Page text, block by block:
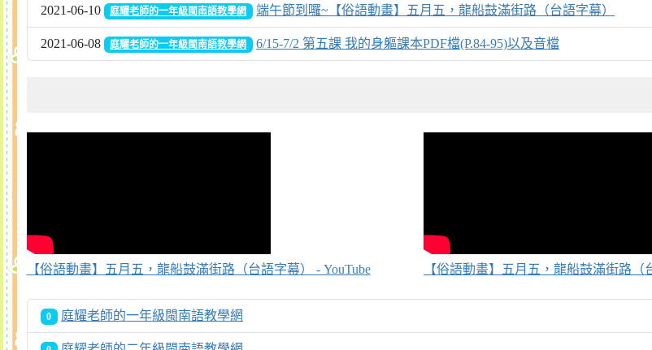
2021-06-10 庭耀老師的一年級閩南語教學網 端午節到囉~【俗語動畫】五月五，龍船鼓滿街路（台語字幕）
2021-06-08 庭耀老師的一年級閩南語教學網 6/15-7/2 第五課 我的身軀課本PDF檔(P.84-95)以及音檔
【俗語動畫】五月五，龍船鼓滿街路（台語字幕） - YouTube 【俗語動畫】五月五，龍船鼓滿街路（
0 庭耀老師的一年級閩南語教學網